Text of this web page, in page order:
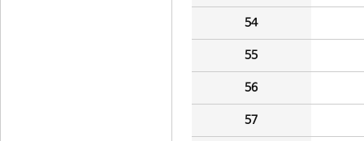
54
55
56
57